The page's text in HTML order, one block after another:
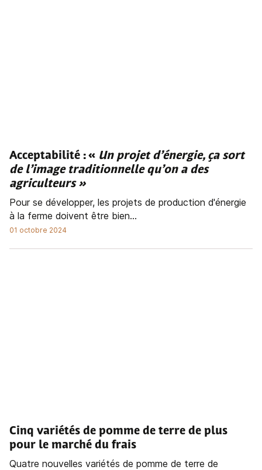
Acceptabilité : « Un projet d’énergie, ça sort
de l’image traditionnelle qu’on a des
agriculteurs »
Pour se développer, les projets de production d'énergie
à la ferme doivent être bien...
01 octobre 2024
Cinq variétés de pomme de terre de plus
pour le marché du frais
Quatre nouvelles variétés de pomme de terre de